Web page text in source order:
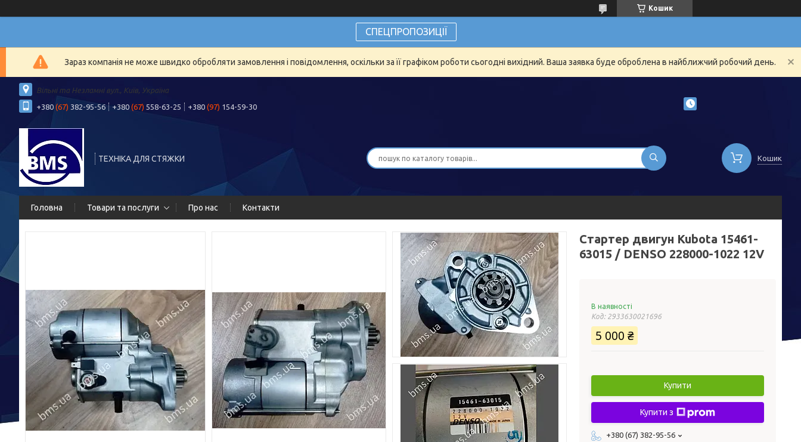
Кошик
СПЕЦПРОПОЗИЦІЇ
Зараз компанія не може швидко обробляти замовлення і повідомлення, оскільки за її графіком роботи сьогодні вихідний. Ваша заявка буде оброблена в найближчий робочий день.
Вільні та Незламні вул., Київ, Україна
+380 (67) 382-95-56 +380 (67) 558-63-25 +380 (97) 154-59-30
ТЕХНІКА ДЛЯ СТЯЖКИ Кошик
Головна Товари та послуги Про нас Контакти
Стартер двигун Kubota 15461-
63015 / DENSO 228000-1022 12V
В наявності
Код: 2933630021696
5 000 ₴
Купити
Купити з
+380 (67) 382-95-56